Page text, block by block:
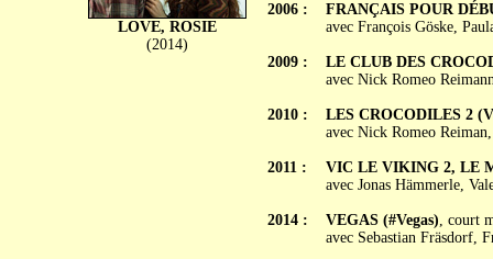
LOVE, ROSIE
(2014)
2006 :
2009 :
2010 :
2011 :
2014 :
FRANÇAIS POUR
avec François Göske,
LE CLUB DES
avec Nick Romeo
LES CROCODILES 2
avec Nick Romeo
VIC LE VIKING 2, LE
avec Jonas Hämmerle,
VEGAS (#Vegas), court
avec Sebastian Fräsdorf,